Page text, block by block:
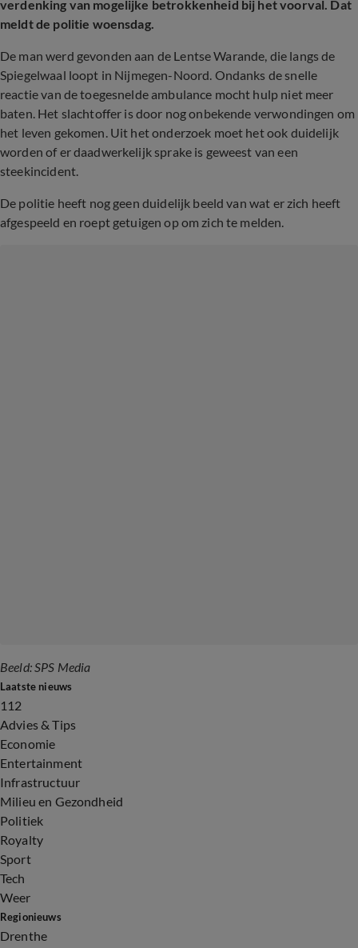
verdenking van mogelijke betrokkenheid bij het voorval. Dat
meldt de politie woensdag.
De man werd gevonden aan de Lentse Warande, die langs de
Spiegelwaal loopt in Nijmegen-Noord. Ondanks de snelle
reactie van de toegesnelde ambulance mocht hulp niet meer
baten. Het slachtoffer is door nog onbekende verwondingen om
het leven gekomen. Uit het onderzoek moet het ook duidelijk
worden of er daadwerkelijk sprake is geweest van een
steekincident.
De politie heeft nog geen duidelijk beeld van wat er zich heeft
afgespeeld en roept getuigen op om zich te melden.
Beeld: SPS Media
Laatste nieuws
112
Advies & Tips
Economie
Entertainment
Infrastructuur
Milieu en Gezondheid
Politiek
Royalty
Sport
Tech
Weer
Regionieuws
Drenthe